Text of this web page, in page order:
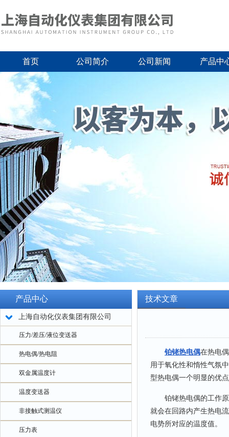
首页 公司简介 公司新闻 产品中
产品中心
上海自动化仪表集团有限公司
压力/差压/液位变送器
热电偶/热电阻
双金属温度计
温度变送器
非接触式测温仪
压力表
技术文章
铂铑热电偶在热电
用于氧化性和惰性气氛
型热电偶一个明显的优
铂铑热电偶的工作原
就会在回路内产生热电
电势所对应的温度值。